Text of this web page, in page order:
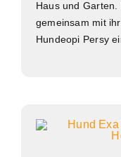
Haus und
gemeinsam mit
Hundeopi Persy